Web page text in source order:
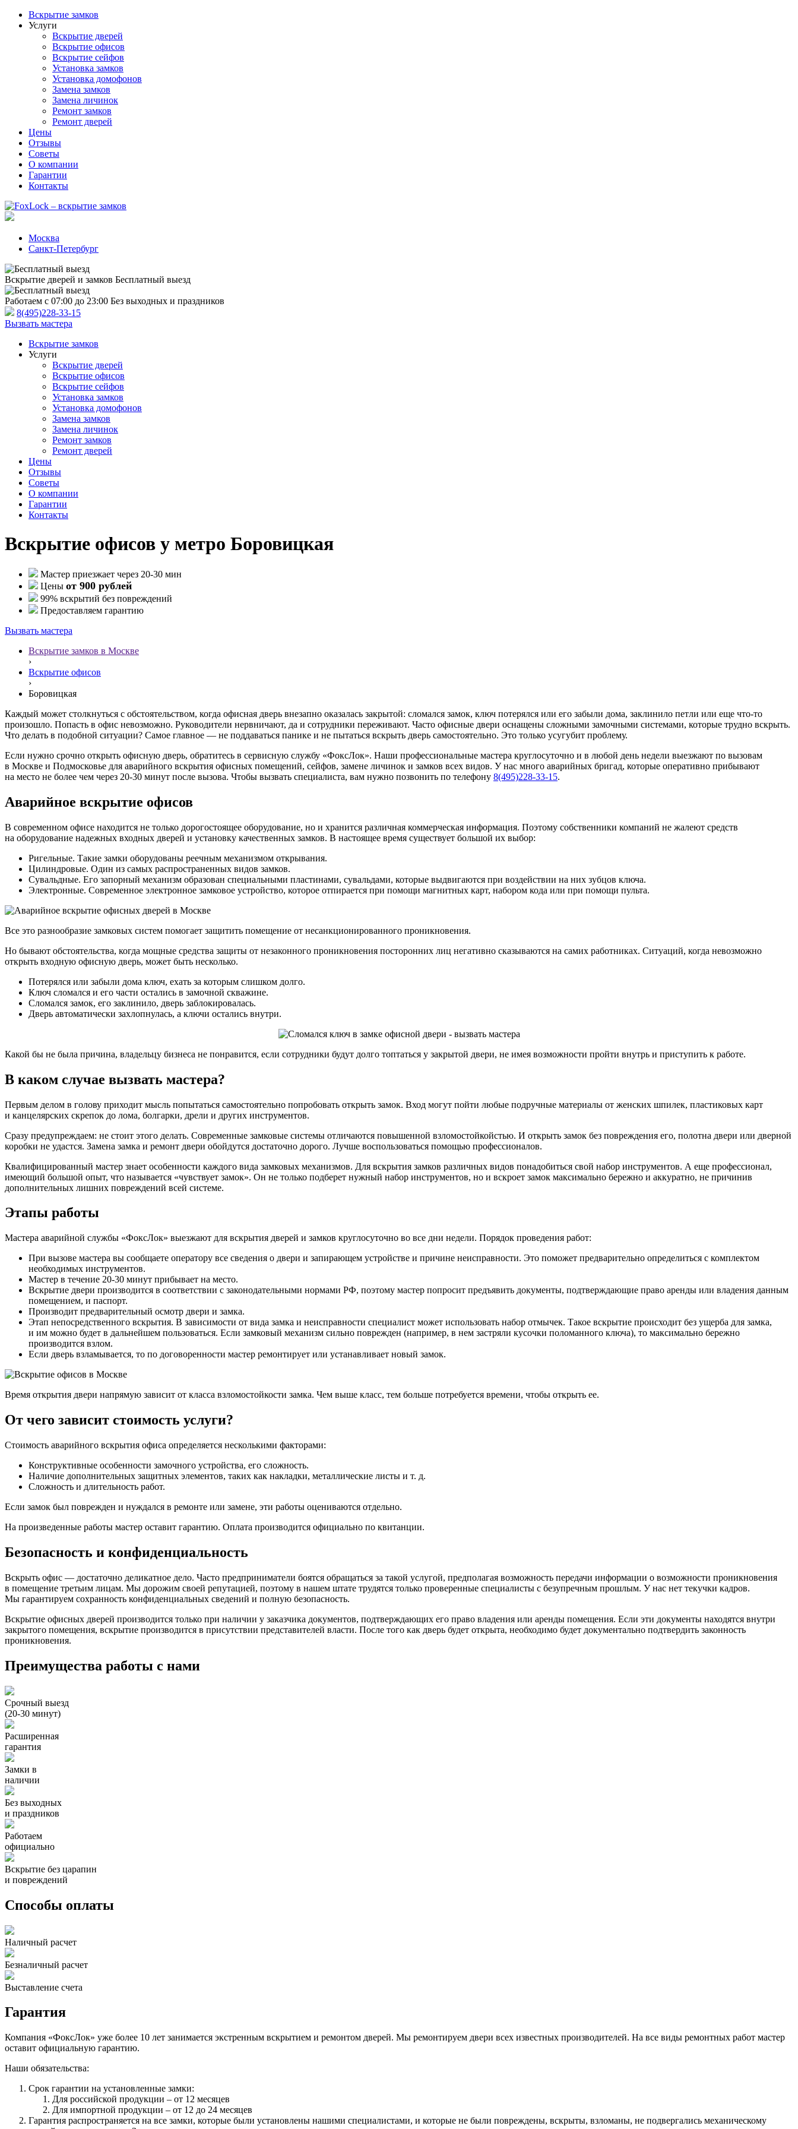
Вскрытие замков
Услуги
Вскрытие дверей
Вскрытие офисов
Вскрытие сейфов
Установка замков
Установка домофонов
Замена замков
Замена личинок
Ремонт замков
Ремонт дверей
Цены
Отзывы
Советы
О компании
Гарантии
Контакты
Москва
Санкт-Петербург
Вскрытие дверей и замков Бесплатный выезд
Работаем с 07:00 до 23:00 Без выходных и праздников
8(495)228-33-15
Вызвать мастера
Вскрытие замков
Услуги
Вскрытие дверей
Вскрытие офисов
Вскрытие сейфов
Установка замков
Установка домофонов
Замена замков
Замена личинок
Ремонт замков
Ремонт дверей
Цены
Отзывы
Советы
О компании
Гарантии
Контакты
Вскрытие офисов у метро Боровицкая
Мастер приезжает через 20-30 мин
Цены от 900 рублей
99% вскрытий без повреждений
Предоставляем гарантию
Вызвать мастера
Вскрытие замков в Москве
›
Вскрытие офисов
›
Боровицкая
Каждый может столкнуться с обстоятельством, когда офисная дверь внезапно оказалась закрытой: сломался замок, ключ потерялся или его забыли дома, заклинило петли или еще что-то
произошло. Попасть в офис невозможно. Руководители нервничают, да и сотрудники переживают. Часто офисные двери оснащены сложными замочными системами, которые трудно вскрыть.
Что делать в подобной ситуации? Самое главное — не поддаваться панике и не пытаться вскрыть дверь самостоятельно. Это только усугубит проблему.
Если нужно срочно открыть офисную дверь, обратитесь в сервисную службу «ФоксЛок». Наши профессиональные мастера круглосуточно и в любой день недели выезжают по вызовам
в Москве и Подмосковье для аварийного вскрытия офисных помещений, сейфов, замене личинок и замков всех видов. У нас много аварийных бригад, которые оперативно прибывают
на место не более чем через 20-30 минут после вызова. Чтобы вызвать специалиста, вам нужно позвонить по телефону 8(495)228-33-15.
Аварийное вскрытие офисов
В современном офисе находится не только дорогостоящее оборудование, но и хранится различная коммерческая информация. Поэтому собственники компаний не жалеют средств
на оборудование надежных входных дверей и установку качественных замков. В настоящее время существует большой их выбор:
Ригельные. Такие замки оборудованы реечным механизмом открывания.
Цилиндровые. Один из самых распространенных видов замков.
Сувальдные. Его запорный механизм образован специальными пластинами, сувальдами, которые выдвигаются при воздействии на них зубцов ключа.
Электронные. Современное электронное замковое устройство, которое отпирается при помощи магнитных карт, набором кода или при помощи пульта.
Все это разнообразие замковых систем помогает защитить помещение от несанкционированного проникновения.
Но бывают обстоятельства, когда мощные средства защиты от незаконного проникновения посторонних лиц негативно сказываются на самих работниках. Ситуаций, когда невозможно
открыть входную офисную дверь, может быть несколько.
Потерялся или забыли дома ключ, ехать за которым слишком долго.
Ключ сломался и его части остались в замочной скважине.
Сломался замок, его заклинило, дверь заблокировалась.
Дверь автоматически захлопнулась, а ключи остались внутри.
Какой бы не была причина, владельцу бизнеса не понравится, если сотрудники будут долго топтаться у закрытой двери, не имея возможности пройти внутрь и приступить к работе.
В каком случае вызвать мастера?
Первым делом в голову приходит мысль попытаться самостоятельно попробовать открыть замок. Вход могут пойти любые подручные материалы от женских шпилек, пластиковых карт
и канцелярских скрепок до лома, болгарки, дрели и других инструментов.
Сразу предупреждаем: не стоит этого делать. Современные замковые системы отличаются повышенной взломостойкойстью. И открыть замок без повреждения его, полотна двери или дверной
коробки не удастся. Замена замка и ремонт двери обойдутся достаточно дорого. Лучше воспользоваться помощью профессионалов.
Квалифицированный мастер знает особенности каждого вида замковых механизмов. Для вскрытия замков различных видов понадобиться свой набор инструментов. А еще профессионал,
имеющий большой опыт, что называется «чувствует замок». Он не только подберет нужный набор инструментов, но и вскроет замок максимально бережно и аккуратно, не причинив
дополнительных лишних повреждений всей системе.
Этапы работы
Мастера аварийной службы «ФоксЛок» выезжают для вскрытия дверей и замков круглосуточно во все дни недели. Порядок проведения работ:
При вызове мастера вы сообщаете оператору все сведения о двери и запирающем устройстве и причине неисправности. Это поможет предварительно определиться с комплектом
необходимых инструментов.
Мастер в течение 20-30 минут прибывает на место.
Вскрытие двери производится в соответствии с законодательными нормами РФ, поэтому мастер попросит предъявить документы, подтверждающие право аренды или владения данным
помещением, и паспорт.
Производит предварительный осмотр двери и замка.
Этап непосредственного вскрытия. В зависимости от вида замка и неисправности специалист может использовать набор отмычек. Такое вскрытие происходит без ущерба для замка,
и им можно будет в дальнейшем пользоваться. Если замковый механизм сильно поврежден (например, в нем застряли кусочки поломанного ключа), то максимально бережно
производится взлом.
Если дверь взламывается, то по договоренности мастер ремонтирует или устанавливает новый замок.
Время открытия двери напрямую зависит от класса взломостойкости замка. Чем выше класс, тем больше потребуется времени, чтобы открыть ее.
От чего зависит стоимость услуги?
Стоимость аварийного вскрытия офиса определяется несколькими факторами:
Конструктивные особенности замочного устройства, его сложность.
Наличие дополнительных защитных элементов, таких как накладки, металлические листы и т. д.
Сложность и длительность работ.
Если замок был поврежден и нуждался в ремонте или замене, эти работы оцениваются отдельно.
На произведенные работы мастер оставит гарантию. Оплата производится официально по квитанции.
Безопасность и конфиденциальность
Вскрыть офис — достаточно деликатное дело. Часто предприниматели боятся обращаться за такой услугой, предполагая возможность передачи информации о возможности проникновения
в помещение третьим лицам. Мы дорожим своей репутацией, поэтому в нашем штате трудятся только проверенные специалисты с безупречным прошлым. У нас нет текучки кадров.
Мы гарантируем сохранность конфиденциальных сведений и полную безопасность.
Вскрытие офисных дверей производится только при наличии у заказчика документов, подтверждающих его право владения или аренды помещения. Если эти документы находятся внутри
закрытого помещения, вскрытие производится в присутствии представителей власти. После того как дверь будет открыта, необходимо будет документально подтвердить законность
проникновения.
Преимущества работы с нами
Срочный выезд
(20-30 минут)
Расширенная
гарантия
Замки в
наличии
Без выходных
и праздников
Работаем
официально
Вскрытие без царапин
и повреждений
Способы оплаты
Наличный расчет
Безналичный расчет
Выставление счета
Гарантия
Компания «ФоксЛок» уже более 10 лет занимается экстренным вскрытием и ремонтом дверей. Мы ремонтируем двери всех известных производителей. На все виды ремонтных работ мастер
оставит официальную гарантию.
Наши обязательства:
Срок гарантии на установленные замки:
Для российской продукции – от 12 месяцев
Для импортной продукции – от 12 до 24 месяцев
Гарантия распространяется на все замки, которые были установлены нашими специалистами, и которые не были повреждены, вскрыты, взломаны, не подвергались механическому